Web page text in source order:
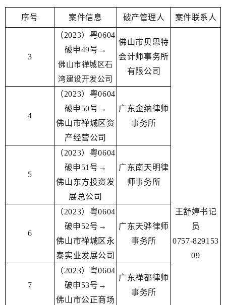
序号 案件信息 破产管理人 案件联系人
3
（2023）粤0604
破申49号→
佛山市禅城区石
湾建设开发公司
佛山市贝思特
会计师事务所
有限公司
王舒婷书记
员
0757-829153
09
4
（2023）粤0604
破申50号→
佛山市禅城区资
产经营公司
广东金纳律师
事务所
5
（2023）粤0604
破申51号→
佛山东方投资发
展总公司
广东南天明律
师事务所
6
（2023）粤0604
破申52号→
佛山市禅城区永
泰实业发展公司
广东天骅律师
事务所
7
（2023）粤0604
破申53号→
佛山市公正商场
广东禅都律师
事务所